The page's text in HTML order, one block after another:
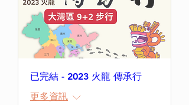
已完結 - 2023 火龍 傳承行
更多資訊